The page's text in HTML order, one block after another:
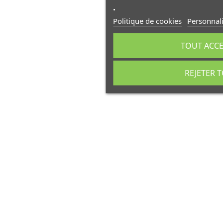
.
Politique de cookies
REJETER
TOUT